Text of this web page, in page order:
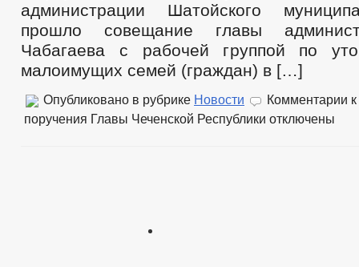
администрации Шатойского
прошло совещание главы
Чабагаева с рабочей группой по
малоимущих семей (граждан) в […]
Опубликовано в рубрике Новости Комментарии
поручения Главы Чеченской Республики отключены